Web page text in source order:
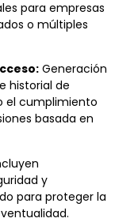
para empresas
o múltiples
Generación
historial de
el cumplimiento
basada en
y
para proteger la